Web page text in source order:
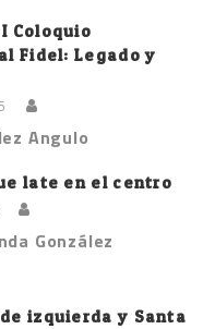
Coloquio
Fidel: Legado y
Angulo
late en el centro
González
izquierda y Santa